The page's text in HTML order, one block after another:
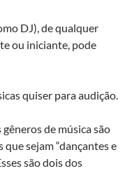
DJ), de qualquer
ou iniciante, pode
quiser para audição.
de música são
sejam “dançantes e
são dois dos